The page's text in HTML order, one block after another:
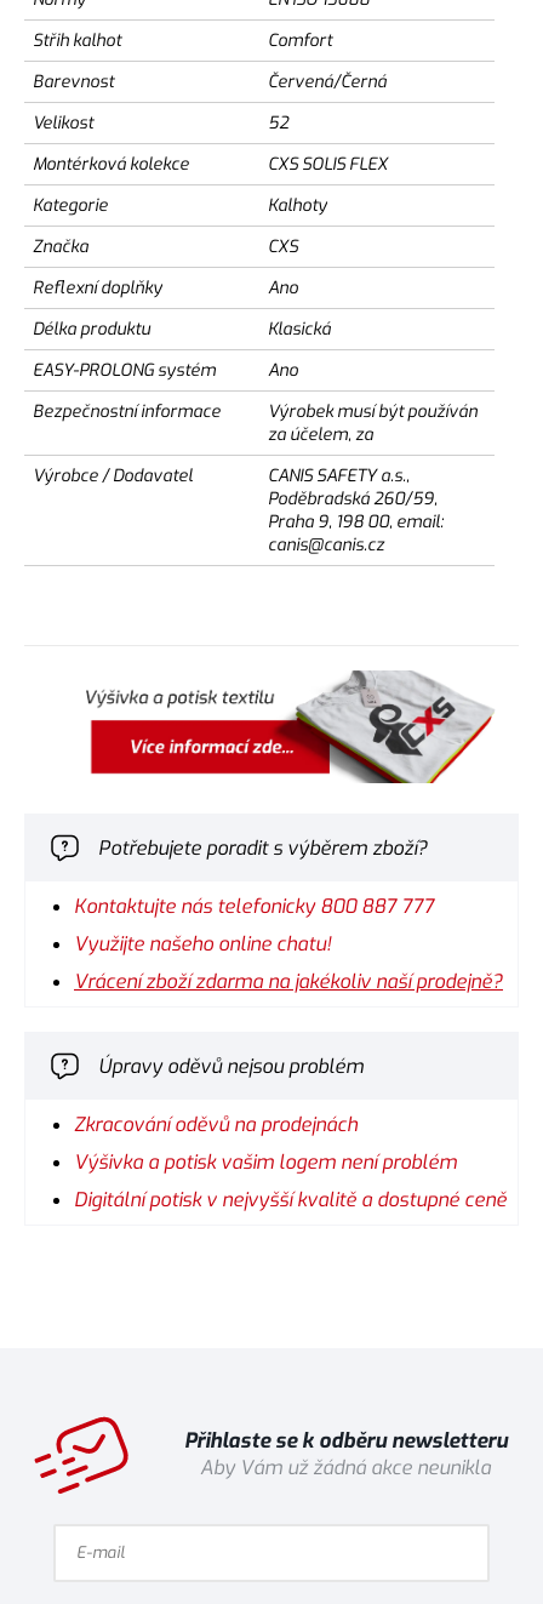
Střih kalhot
Comfort
Barevnost
Červená/Černá
Velikost
52
Montérková kolekce
CXS SOLIS FLEX
Kategorie
Kalhoty
Značka
CXS
Reflexní doplňky
Ano
Délka produktu
Klasická
EASY-PROLONG systém
Ano
Bezpečnostní informace
Výrobek musí být používán
za účelem, za
Výrobce / Dodavatel
CANIS SAFETY a.s.,
Poděbradská 260/59,
Praha 9, 198 00, email:
canis@canis.cz
Potřebujete poradit s výběrem zboží?
Kontaktujte nás telefonicky 800 887 777
Využijte našeho online chatu!
Vrácení zboží zdarma na jakékoliv naší prodejně?
Úpravy oděvů nejsou problém
Zkracování oděvů na prodejnách
Výšivka a potisk vašim logem není problém
Digitální potisk v nejvyšší kvalitě a dostupné ceně
Přihlaste se k odběru newsletteru
Aby Vám už žádná akce neunikla